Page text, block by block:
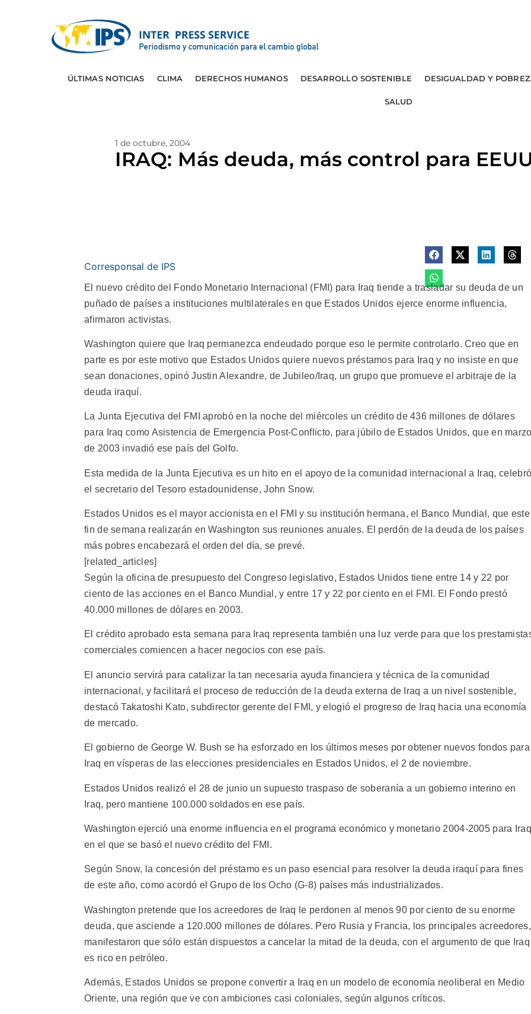
ÚLTIMAS NOTICIAS CLIMA DERECHOS HUMANOS DESARROLLO SOSTENIBLE DESIGUALDAD Y
SALUD
1 de octubre, 2004
IRAQ: Más deuda, más control para
Corresponsal de IPS
El nuevo crédito del Fondo Monetario Internacional (FMI) para Iraq tiende a trasladar su deuda de un
puñado de países a instituciones multilaterales en que Estados Unidos ejerce enorme influencia,
afirmaron activistas.
Washington quiere que Iraq permanezca endeudado porque eso le permite controlarlo. Creo que en
parte es por este motivo que Estados Unidos quiere nuevos préstamos para Iraq y no insiste en que
sean donaciones, opinó Justin Alexandre, de Jubileo/Iraq, un grupo que promueve el arbitraje de la
deuda iraquí.
La Junta Ejecutiva del FMI aprobó en la noche del miércoles un crédito de 436 millones de dólares
para Iraq como Asistencia de Emergencia Post-Conflicto, para júbilo de Estados Unidos, que en
de 2003 invadió ese país del Golfo.
Esta medida de la Junta Ejecutiva es un hito en el apoyo de la comunidad internacional a Iraq,
el secretario del Tesoro estadounidense, John Snow.
Estados Unidos es el mayor accionista en el FMI y su institución hermana, el Banco Mundial, que este
fin de semana realizarán en Washington sus reuniones anuales. El perdón de la deuda de los países
más pobres encabezará el orden del día, se prevé.
[related_articles]
Según la oficina de presupuesto del Congreso legislativo, Estados Unidos tiene entre 14 y 22 por
ciento de las acciones en el Banco Mundial, y entre 17 y 22 por ciento en el FMI. El Fondo prestó
40.000 millones de dólares en 2003.
El crédito aprobado esta semana para Iraq representa también una luz verde para que los
comerciales comiencen a hacer negocios con ese país.
El anuncio servirá para catalizar la tan necesaria ayuda financiera y técnica de la comunidad
internacional, y facilitará el proceso de reducción de la deuda externa de Iraq a un nivel sostenible,
destacó Takatoshi Kato, subdirector gerente del FMI, y elogió el progreso de Iraq hacia una economía
de mercado.
El gobierno de George W. Bush se ha esforzado en los últimos meses por obtener nuevos fondos para
Iraq en vísperas de las elecciones presidenciales en Estados Unidos, el 2 de noviembre.
Estados Unidos realizó el 28 de junio un supuesto traspaso de soberanía a un gobierno interino en
Iraq, pero mantiene 100.000 soldados en ese país.
Washington ejerció una enorme influencia en el programa económico y monetario 2004-2005 para
en el que se basó el nuevo crédito del FMI.
Según Snow, la concesión del préstamo es un paso esencial para resolver la deuda iraquí para fines
de este año, como acordó el Grupo de los Ocho (G-8) países más industrializados.
Washington pretende que los acreedores de Iraq le perdonen al menos 90 por ciento de su enorme
deuda, que asciende a 120.000 millones de dólares. Pero Rusia y Francia, los principales acreedores,
manifestaron que sólo están dispuestos a cancelar la mitad de la deuda, con el argumento de que Iraq
es rico en petróleo.
Además, Estados Unidos se propone convertir a Iraq en un modelo de economía neoliberal en Medio
Oriente, una región que ve con ambiciones casi coloniales, según algunos críticos.